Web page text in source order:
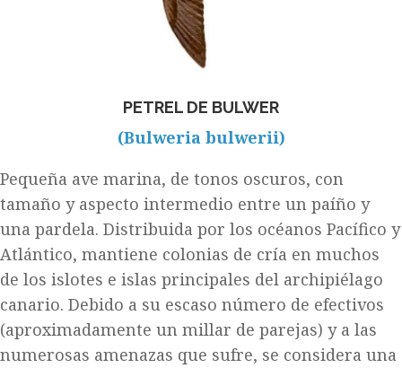
PETREL DE BULWER
(Bulweria bulwerii)
Pequeña ave marina, de tonos oscuros, con
tamaño y aspecto intermedio entre un paíño y
una pardela. Distribuida por los océanos Pacífico y
Atlántico, mantiene colonias de cría en muchos
de los islotes e islas principales del archipiélago
canario. Debido a su escaso número de efectivos
(aproximadamente un millar de parejas) y a las
numerosas amenazas que sufre, se considera una